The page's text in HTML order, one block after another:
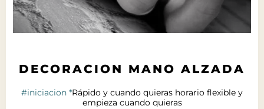
DECORACION MANO ALZADA
#iniciacion *Rápido y cuando quieras horario flexible y
empieza cuando quieras